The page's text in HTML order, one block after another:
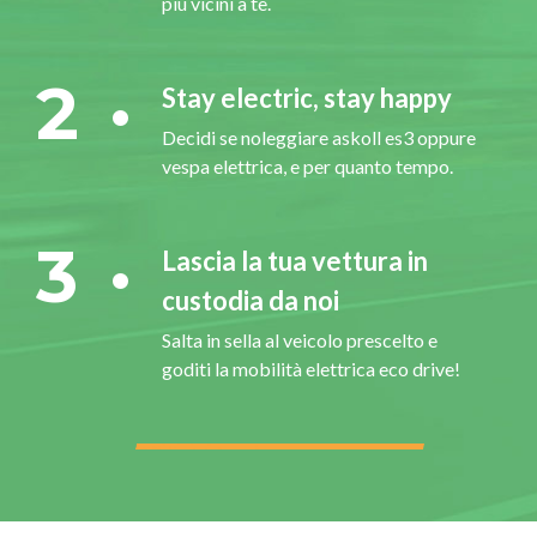
2 Stay electric, stay happy
Decidi se noleggiare askoll es3 oppure
vespa elettrica, e per quanto tempo.
3
Lascia la tua vettura in
custodia da noi
Salta in sella al veicolo prescelto e
goditi la mobilità elettrica eco drive!